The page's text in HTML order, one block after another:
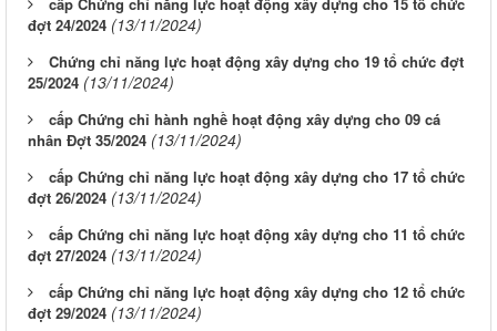
cấp Chứng chỉ năng lực hoạt động xây dựng cho 15 tổ chức
đợt 24/2024 (13/11/2024)
Chứng chỉ năng lực hoạt động xây dựng cho 19 tổ chức đợt
25/2024 (13/11/2024)
cấp Chứng chỉ hành nghề hoạt động xây dựng cho 09 cá
nhân Đợt 35/2024 (13/11/2024)
cấp Chứng chỉ năng lực hoạt động xây dựng cho 17 tổ chức
đợt 26/2024 (13/11/2024)
cấp Chứng chỉ năng lực hoạt động xây dựng cho 11 tổ chức
đợt 27/2024 (13/11/2024)
cấp Chứng chỉ năng lực hoạt động xây dựng cho 12 tổ chức
đợt 29/2024 (13/11/2024)